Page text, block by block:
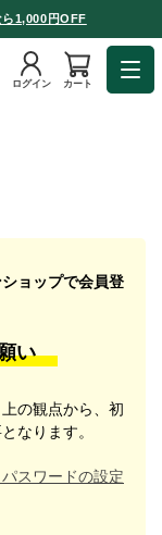
ら1,000円OFF
ログイン カート
ョップで会員登
い
の観点から、初
なります。
スワードの設定